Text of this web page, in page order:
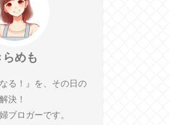
らめも
る！』を、その日の
決！
ブロガーです。